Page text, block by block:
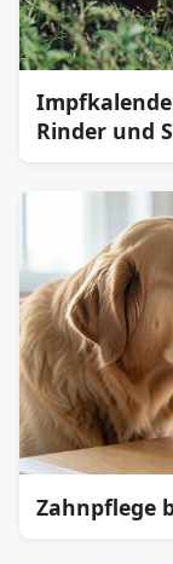
Rinder und
Zahnpflege